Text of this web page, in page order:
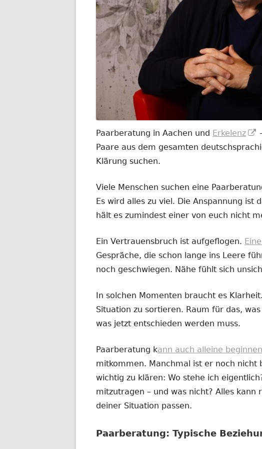
Paarberatung in Aachen und Erkelenz
Paare aus dem gesamten
Klärung suchen.
Viele Menschen suchen eine
Es wird alles zu viel. Die Anspannung ist
hält es zumindest einer von euch nicht
Ein Vertrauensbruch ist aufgeflogen.
Gespräche, die schon lange ins Leere
noch geschwiegen. Nähe fühlt sich
In solchen Momenten braucht es
Situation zu sortieren. Raum für das,
was jetzt entschieden werden muss.
Paarberatung kann auch alleine beginnen
mitkommen. Manchmal ist er noch nicht
wichtig zu klären: Wo stehe ich
mitzutragen – und was nicht? Alles kann
deiner Situation passen.
Paarberatung: Typische